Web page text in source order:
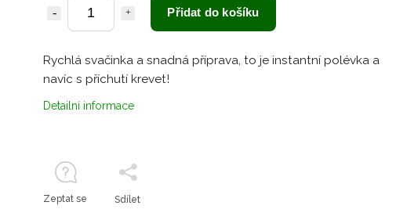
Přidat do košíku
Rychlá svačinka a snadná příprava, to je instantní polévka a
navíc s příchutí krevet!
Detailní informace
Zeptat se Sdílet